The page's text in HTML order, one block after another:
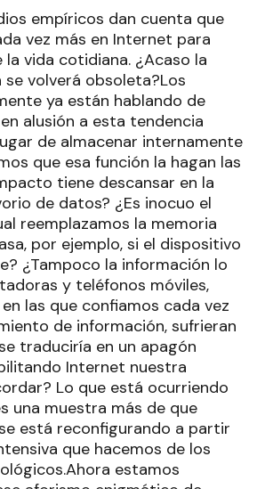
empíricos dan cuenta que
vez más en Internet para
vida cotidiana. ¿Acaso la
se volverá obsoleta?Los
ya están hablando de
en alusión a esta tendencia
de almacenar internamente
que esa función la hagan las
tiene descansar en la
de datos? ¿Es inocuo el
reemplazamos la memoria
por ejemplo, si el dispositivo
¿Tampoco la información lo
y teléfonos móviles,
las que confiamos cada vez
de información, sufrieran
traduciría en un apagón
Internet nuestra
Lo que está ocurriendo
una muestra más de que
está reconfigurando a partir
que hacemos de los
estamos